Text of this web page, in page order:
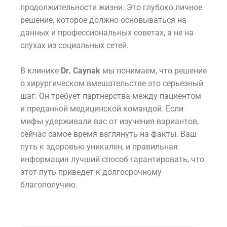
продолжительности жизни. Это глубоко личное
решение, которое должно основываться на
данных и профессиональных советах, а не на
слухах из социальных сетей.
В клинике Dr. Caynak мы понимаем, что решение
о хирургическом вмешательстве это серьезный
шаг. Он требует партнерства между пациентом
и преданной медицинской командой. Если
мифы удерживали вас от изучения вариантов,
сейчас самое время взглянуть на факты. Ваш
путь к здоровью уникален, и правильная
информация лучший способ гарантировать, что
этот путь приведет к долгосрочному
благополучию.